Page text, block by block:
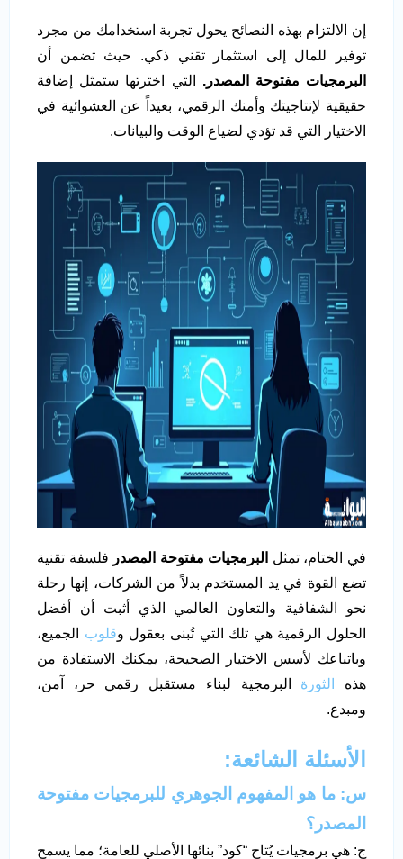
إن الالتزام بهذه النصائح يحول تجربة استخدامك من مجرد
توفير للمال إلى استثمار تقني ذكي. حيث تضمن أن
البرمجيات مفتوحة المصدر. التي اخترتها ستمثل إضافة
حقيقية لإنتاجيتك وأمنك الرقمي، بعيداً عن العشوائية في
الاختيار التي قد تؤدي لضياع الوقت والبيانات.
في الختام، تمثل البرمجيات مفتوحة المصدر فلسفة تقنية
تضع القوة في يد المستخدم بدلاً من الشركات، إنها رحلة
نحو الشفافية والتعاون العالمي الذي أثبت أن أفضل
الحلول الرقمية هي تلك التي تُبنى بعقول وقلوب الجميع،
وباتباعك لأسس الاختيار الصحيحة، يمكنك الاستفادة من
هذه
الثورة البرمجية لبناء مستقبل رقمي حر، آمن،
ومبدع.
الأسئلة الشائعة:
س: ما هو المفهوم الجوهري للبرمجيات مفتوحة
المصدر؟
ج: هي برمجيات يُتاح “كود” بنائها الأصلي للعامة؛ مما يسمح